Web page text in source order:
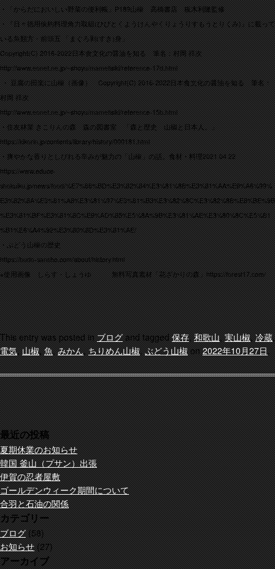
・「からだにおいしい野菜の便利帳」P189山椒 高橋書店 板木利隆監修
・『日々徳用倹約料理角力取組(ひびとくようけんやくりょうりすもうとりくみ)』に載って
いる魚類方・前頭五 「まぐろ剥(すき)身」
Copyright(C) 2016-2022日本食文化の醤油を知る 筆名：村岡 祥次
http://www.eonet.ne.jp/~shoyu/mametisiki/reference-17d.html
・豆腐の田楽に山椒（画像） Copyright(C) 2016-2022日本食文化の醤油を知る 筆名：
村岡 祥次
http://www.eonet.ne.jp/~shoyu/mametisiki/reference-15b.html
・住友林業 きこりんの森 森の図書室 「森と歴史 山椒と日本人。」
https://kikorin.jp/contents/library/history/000181.html
・爽やかな香りとしびれる辛みが魅力の「山椒」の話。食材・料理2021.04.22
https://www.educe-
shokuiku.jp/news/food/%E7%88%BD%E3%82%84%E3%81%8B%E3%81%AA%E9%A6%99%
E3%82%8A%E3%81%A8%E3%81%97%E3%81%B3%E3%82%8C%E3%82%8B%E8%BE%9B
%E3%81%BF%E3%81%8C%E9%AD%85%E5%8A%9B%E3%81%AE%E3%80%8C%E5%B1
%B1%E6%A4%92%E3%80%8D%E3%81%AE/
・ぶどう山椒の歴史
https://budo-sansho.com/about/history.html
※使用画像 しらす・しょうゆ 無料写真素材「花ざかりの森」https://forest17.com/
This entry was posted inブログand tagged保存,和歌山,実山椒,冷蔵,
電気,山椒,魚,みかん,ちりめん山椒,ぶどう山椒on2022年10月27日.
最近の投稿
夏期休業のお知らせ
韓国 釜山（プサン）出張
伊賀の忍者屋敷
ゴールデンウィーク期間について
合羽と石油の関係
カテゴリー
ブログ(58)
お知らせ(27)
アーカイブ